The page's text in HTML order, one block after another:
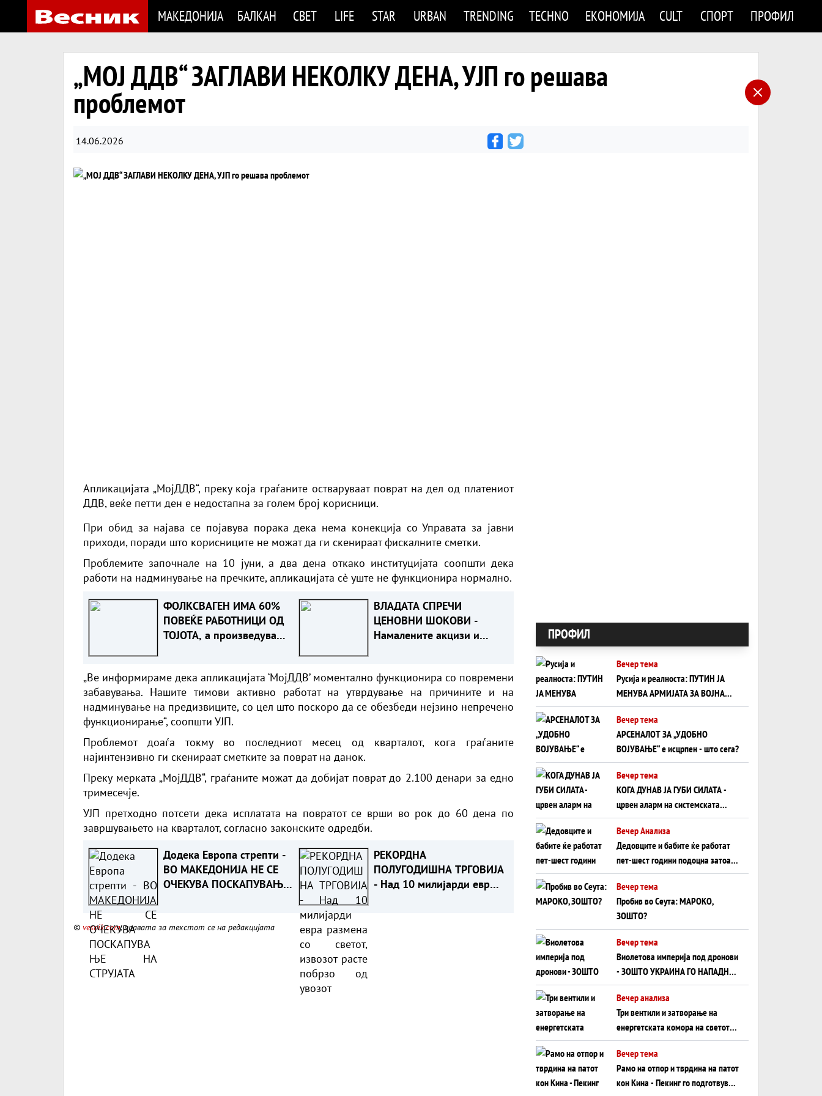
МАКЕДОНИЈА БАЛКАН СВЕТ LIFE STAR URBAN TRENDING TECHNO ЕКОНОМИЈА CULT СПОРТ ПРОФИЛ
„МОЈ ДДВ“ ЗАГЛАВИ НЕКОЛКУ ДЕНА, УЈП го решава
проблемот
14.06.2026
Апликацијата „МојДДВ“, преку која граѓаните остваруваат поврат на дел од платениот
ДДВ, веќе петти ден е недостапна за голем број корисници.
При обид за најава се појавува порака дека нема конекција со Управата за јавни
приходи, поради што корисниците не можат да ги скенираат фискалните сметки.
Проблемите започнале на 10 јуни, а два дена откако институцијата соопшти дека
работи на надминување на пречките, апликацијата сè уште не функционира нормално.
ФОЛКСВАГЕН ИМА 60%
ПОВЕЌЕ РАБОТНИЦИ ОД
ТОЈОТА, а произведува
ВЛАДАТА СПРЕЧИ
ЦЕНОВНИ ШОКОВИ -
Намалените акцизи и
„Ве информираме дека апликацијата ‘МојДДВ’ моментално функционира со повремени
забавувања. Нашите тимови активно работат на утврдување на причините и на
надминување на предизвиците, со цел што поскоро да се обезбеди нејзино непречено
функционирање“, соопшти УЈП.
Проблемот доаѓа токму во последниот месец од кварталот, кога граѓаните
најинтензивно ги скенираат сметките за поврат на данок.
Преку мерката „МојДДВ“, граѓаните можат да добијат поврат до 2.100 денари за едно
тримесечје.
УЈП претходно потсети дека исплатата на повратот се врши во рок до 60 дена по
завршувањето на кварталот, согласно законските одредби.
Додека Европа стрепти -
ВО МАКЕДОНИЈА НЕ СЕ
ОЧЕКУВА ПОСКАПУВАЊЕ
РЕКОРДНА
ПОЛУГОДИШНА ТРГОВИЈА
- Над 10 милијарди евра
© vesnik.com, правата за текстот се на редакцијата
ПРОФИЛ
Вечер тема
Русија и реалноста: ПУТИН ЈА
МЕНУВА АРМИЈАТА ЗА ВОЈНА
ШТО ОСТАНУВА БЕЗ ФРОНТ
Вечер тема
АРСЕНАЛОТ ЗА „УДОБНО
ВОЈУВАЊЕ“ е исцрпен - што сега?
Вечер тема
КОГА ДУНАВ ЈА ГУБИ СИЛАТА -
црвен аларм на системската
плоча од јужна Германија до
Црното Море...
Вечер Анализа
Дедовците и бабите ќе работат
пет-шест години подоцна затоа
што НЕМААТ ВНУЦИ ДА ГИ
ЗАМЕНАТ
Вечер тема
Пробив во Сеута: МАРОКО,
ЗОШТО?
Вечер тема
Виолетова империја под дронови
- ЗОШТО УКРАИНА ГО НАПАДНА
РУСКИОТ WILDBERRIES
Вечер анализа
Три вентили и затворање на
енергетската комора на светот:
Нападот во Суец најавува
глобален енергетски инфаркт?
Вечер тема
Рамо на отпор и тврдина на патот
кон Кина - Пекинг го подготвува